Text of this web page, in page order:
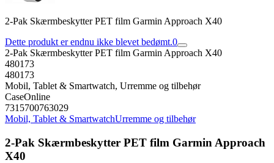
2-Pak Skærmbeskytter PET film Garmin Approach X40
Dette produkt er endnu ikke blevet bedømt.0
2-Pak Skærmbeskytter PET film Garmin Approach X40
480173
480173
Mobil, Tablet & Smartwatch, Urremme og tilbehør
CaseOnline
7315700763029
Mobil, Tablet & SmartwatchUrremme og tilbehør
2-Pak Skærmbeskytter PET film Garmin Approach
X40